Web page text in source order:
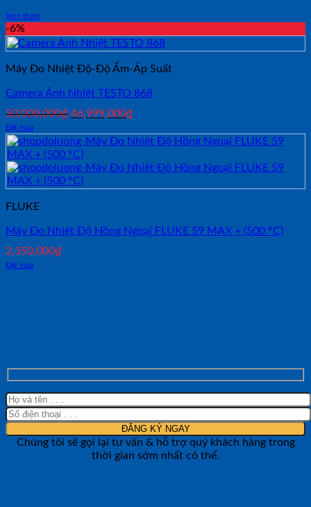
Xem thêm
-6%
Máy Đo Nhiệt Độ-Độ Ẩm-Áp Suất
Camera Ảnh Nhiệt TESTO 868
50,000,000₫ Giá
là:
50,000,000₫.
46,999,000₫
tại
46,999,000₫.
Đặt mua
FLUKE
Máy Đo Nhiệt Độ Hồng Ngoại FLUKE 59 MAX + (500 °C)
2,350,000₫
Đặt mua
Chúng tôi sẽ gọi lại tư vấn & hỗ trợ quý khách hàng trong
thời gian sớm nhất có thể.